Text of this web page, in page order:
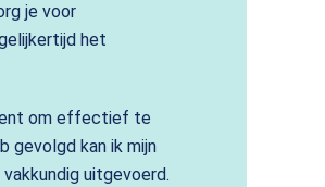
je voor
het
om effectief te
gevolgd kan ik mijn
uitgevoerd.